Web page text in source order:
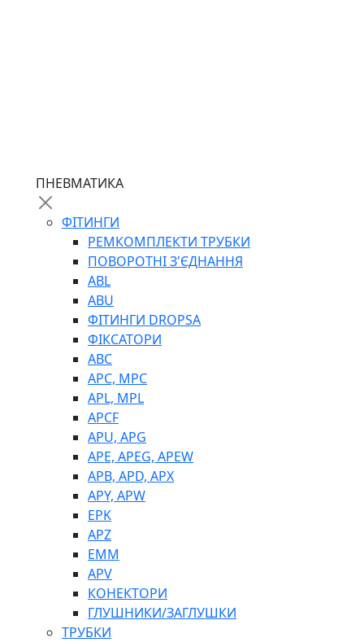
ПНЕВМАТИКА
ФІТИНГИ
РЕМКОМПЛЕКТИ ТРУБКИ
ПОВОРОТНІ З'ЄДНАННЯ
ABL
ABU
ФІТИНГИ DROPSA
ФІКСАТОРИ
ABC
APC, MPC
APL, MPL
APCF
APU, APG
APE, APEG, APEW
APB, APD, APX
APY, APW
EPK
APZ
EMM
APV
КОНЕКТОРИ
ГЛУШНИКИ/ЗАГЛУШКИ
ТРУБКИ